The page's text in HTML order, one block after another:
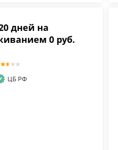
дней на
0 руб.
ЦБ РФ